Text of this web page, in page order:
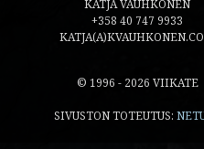
KATJA VAUHKONEN
+358 40 747 9933
© 1996 - 2026 VIIKATE
SIVUSTON TOTEUTUS: